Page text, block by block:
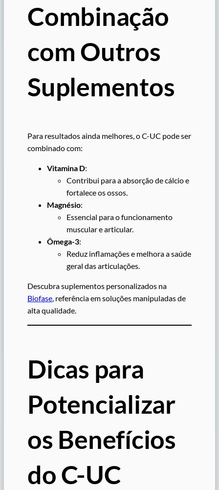
Combinação
com Outros
Suplementos
Para resultados ainda melhores, o C-UC pode ser
combinado com:
Vitamina D:
Contribui para a absorção de cálcio e
fortalece os ossos.
Magnésio:
Essencial para o funcionamento
muscular e articular.
Ômega-3:
Reduz inflamações e melhora a saúde
geral das articulações.
Descubra suplementos personalizados na
Biofase, referência em soluções manipuladas de
alta qualidade.
Dicas para
Potencializar
os Benefícios
do C-UC